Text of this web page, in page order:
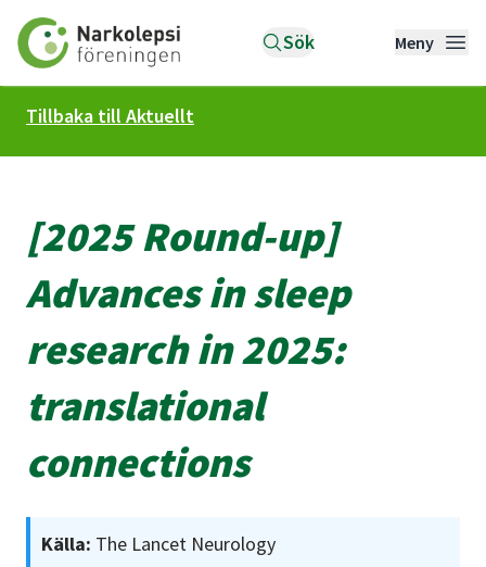
Till startsidan Sök Meny
Tillbaka till Aktuellt
[2025 Round-up]
Advances in sleep
research in 2025:
translational
connections
Källa: The Lancet Neurology